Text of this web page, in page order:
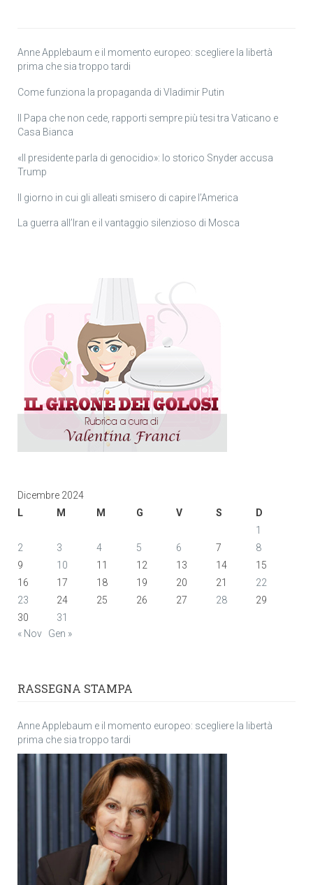
Anne Applebaum e il momento europeo: scegliere la libertà
prima che sia troppo tardi
Come funziona la propaganda di Vladimir Putin
Il Papa che non cede, rapporti sempre più tesi tra Vaticano e
Casa Bianca
«Il presidente parla di genocidio»: lo storico Snyder accusa
Trump
Il giorno in cui gli alleati smisero di capire l’America
La guerra all’Iran e il vantaggio silenzioso di Mosca
Dicembre 2024
L
M M G V S
D
1
2
3 4 5 6 7
8
9
10 11 12 13 14
15
16
17 18 19 20 21
22
23
24 25 26 27 28
29
30
31
« Nov
Gen »
RASSEGNA STAMPA
Anne Applebaum e il momento europeo: scegliere la libertà
prima che sia troppo tardi